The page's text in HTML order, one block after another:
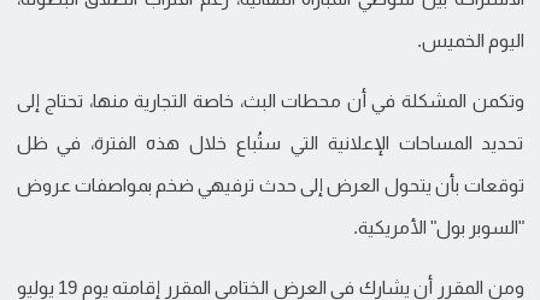
اليوم الخميس.
وتكمن المشكلة في أن محطات البث، خاصة التجارية منها، تحتاج إلى
تحديد المساحات الإعلانية التي ستُباع خلال هذه الفترة، في ظل
توقعات بأن يتحول العرض إلى حدث ترفيهي ضخم بمواصفات عروض
"السوبر بول" الأمريكية.
ومن المقرر أن يشارك في العرض الختامي المقرر إقامته يوم 19 يوليو